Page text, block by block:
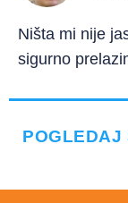
Ništa mi nije
sigurno
POGLEDAJ